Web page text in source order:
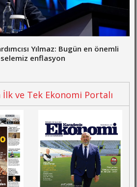
Yılmaz: Bugün en önemli
enflasyon
ve Tek Ekonomi Portalı